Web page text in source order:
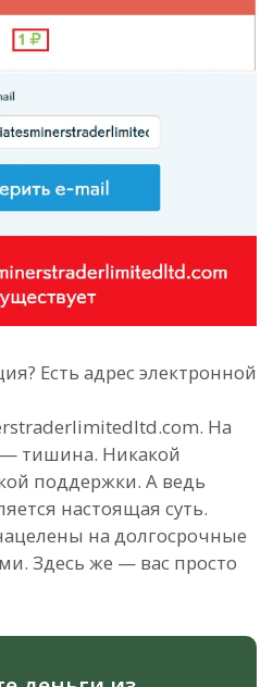
Есть адрес электронной
На
— тишина. Никакой
поддержки. А ведь
настоящая суть.
на долгосрочные
Здесь же — вас просто